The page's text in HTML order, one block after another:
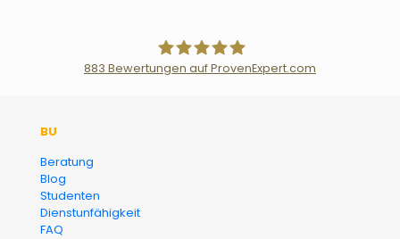
883 Bewertungen auf ProvenExpert.com
BU
Beratung
Blog
Studenten
Dienstunfähigkeit
FAQ